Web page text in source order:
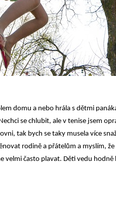
domu a nebo hrála s dětmi
se chlubit, ale v tenise jsem
tak bych se taky musela více
rodině a přátelům a myslím,
velmi často plavat. Děti vedu